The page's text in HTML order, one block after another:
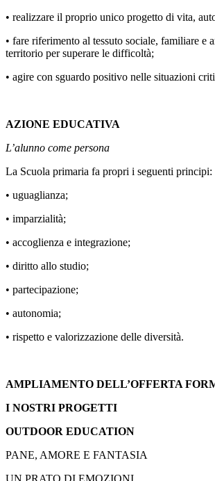
• realizzare il proprio unico progetto di vita,
• fare riferimento al tessuto sociale, familiare e
territorio per superare le difficoltà;
• agire con sguardo positivo nelle situazioni
AZIONE EDUCATIVA
L’alunno come persona
La Scuola primaria fa propri i seguenti principi:
• uguaglianza;
• imparzialità;
• accoglienza e integrazione;
• diritto allo studio;
• partecipazione;
• autonomia;
• rispetto e valorizzazione delle diversità.
AMPLIAMENTO DELL’OFFERTA
I NOSTRI PROGETTI
OUTDOOR EDUCATION
PANE, AMORE E FANTASIA
UN PRATO DI EMOZIONI